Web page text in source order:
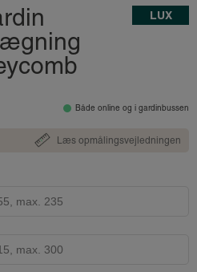
LUX
Både online og i gardinbussen
Læs opmålingsvejledningen